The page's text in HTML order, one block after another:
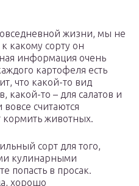
жизни, мы не
какому сорту он
информация очень
картофеля есть
что какой-то вид
какой-то – для салатов и
считаются
животных.
сорт для того,
кулинарными
попасть в просак.
хорошо